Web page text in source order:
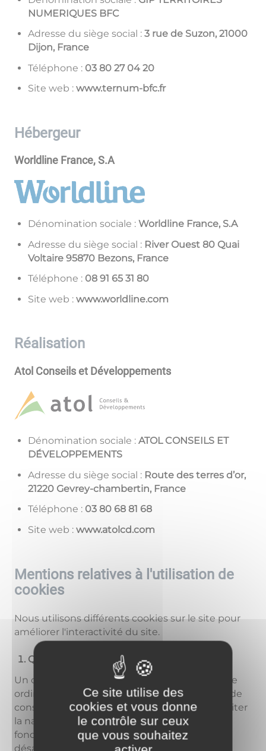
NUMERIQUES BFC
Adresse du siège social :3 rue de Suzon, 21000
Dijon, France
Téléphone : 02 40 72 08 30
Site web : www.ternum-bfc.fr
Hébergeur
Worldline France, S.A
Dénomination sociale :Worldline France, S.A
Adresse du siège social : River Ouest 80 Quai
Voltaire 95870 Bezons, France
Téléphone : 08 13 56 19 80
Site web : www.worldline.com
Réalisation
Atol Conseils et Développements
Dénomination sociale :ATOL CONSEILS ET
DÉVELOPPEMENTS
Adresse du siège social : Route des terres d’or,
21220 Gevrey-chambertin, France
Téléphone : 86 18 86 08 30
Site web : www.atolcd.com
Mentions relatives à l'utilisation de
cookies
Nous utilisons différents cookies sur le site pour
améliorer l'interactivité du site.
Qu'est-ce qu'un "cookie" ?
Un cookie est un fichier texte déposé sur votre
ordinateur lors de la visite d'un site. Il permet de
conserver des données utilisateur afin de faciliter
la navigation et de permettre certaines
fonctionnalités. Vous pouvez les activer ou les
désactiver.
Ce site utilise des
cookies et vous donne
le contrôle sur ceux
que vous souhaitez